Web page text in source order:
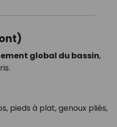
global du bassin,
pieds à plat, genoux pliés,